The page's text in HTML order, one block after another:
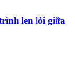
len lỏi giữa